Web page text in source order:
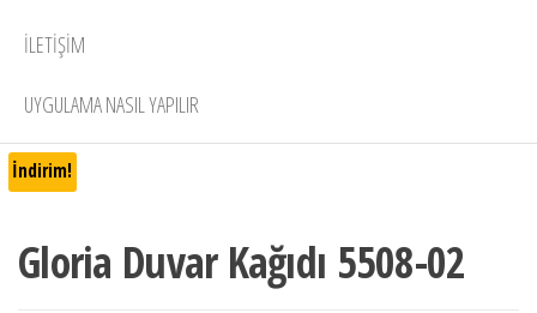
İLETİŞİM
UYGULAMA NASIL YAPILIR
İndirim!
Gloria Duvar Kağıdı 5508-02